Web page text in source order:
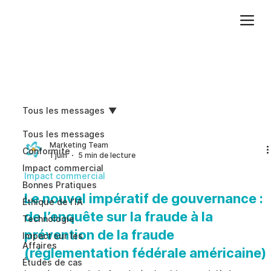
Tous les messages
Conformite
Impact commercial
Bonnes Pratiques
Éthique de l’IA
Technologie
Impact sur les
Affaires
Études de cas
Tous les messages
Marketing Team
1 juin
5 min de lecture
Impact commercial
Le nouvel impératif de gouvernance :
de l’enquête sur la fraude à la
prévention de la fraude
(réglementation fédérale américaine)